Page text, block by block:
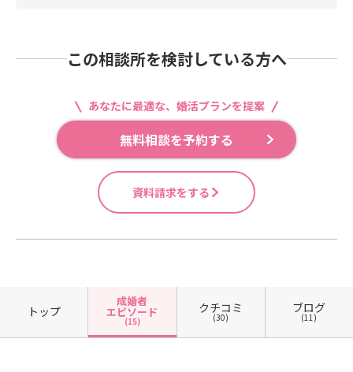
この相談所を検討している方へ
あなたに最適な、婚活プランを提案
無料相談を予約する
資料請求をする
トップ
成婚者
エピソード
(15)
クチコミ
(30)
ブログ
(11)